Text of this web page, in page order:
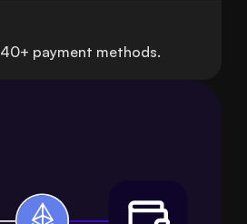
payment methods.